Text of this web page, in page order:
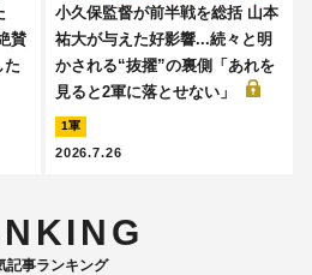
賛
た
小久保監督が前半戦を総括 山本
祐大が与えた好影響...続々と明
かされる“抜擢”の裏側「あれを
見ると2軍に落とせない」
1軍
2026.7.26
記事ランキング